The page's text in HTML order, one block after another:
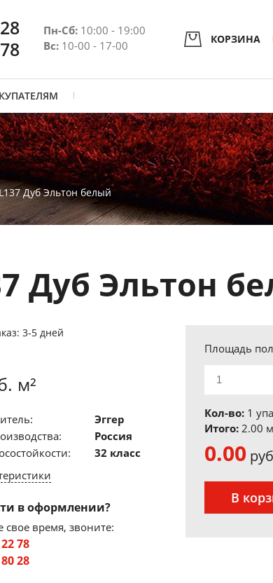
Пн-Сб: 10:00 - 19:00
Вс: 10-00 - 17-00 КОРЗИНА
Дуб Эльтон белый
Дуб Эльтон
3-5 дней
м²
Эггер
Россия
32 класс
в оформлении?
свое время, звоните:
78
28
Площадь
Кол-во: 1
Итого: 2.00
0.00
В